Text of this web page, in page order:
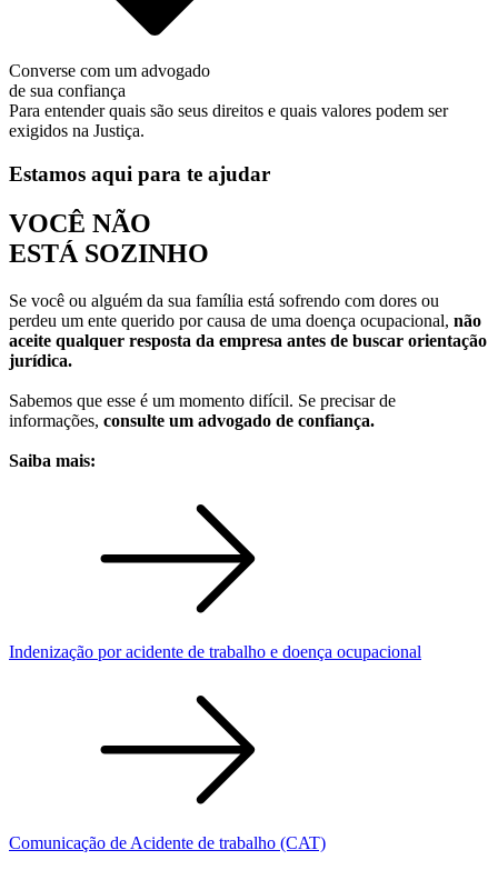
Converse com um advogado
de sua confiança
Para entender quais são seus direitos e quais valores podem ser
exigidos na Justiça.
Estamos aqui para te ajudar
VOCÊ NÃO
ESTÁ SOZINHO
Se você ou alguém da sua família está sofrendo com dores ou
perdeu um ente querido por causa de uma doença ocupacional, não
aceite qualquer resposta da empresa antes de buscar orientação
jurídica.
Sabemos que esse é um momento difícil. Se precisar de
informações, consulte um advogado de confiança.
Saiba mais:
Indenização por acidente de trabalho e doença ocupacional
Comunicação de Acidente de trabalho (CAT)